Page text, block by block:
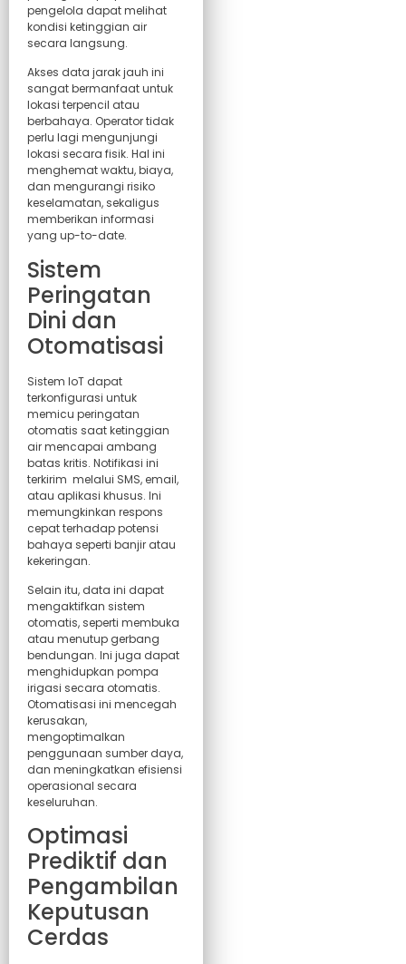
pengelola dapat melihat
kondisi ketinggian air
secara langsung.
Akses data jarak jauh ini
sangat bermanfaat untuk
lokasi terpencil atau
berbahaya. Operator tidak
perlu lagi mengunjungi
lokasi secara fisik. Hal ini
menghemat waktu, biaya,
dan mengurangi risiko
keselamatan, sekaligus
memberikan informasi
yang up-to-date.
Sistem
Peringatan
Dini dan
Otomatisasi
Sistem IoT dapat
terkonfigurasi untuk
memicu peringatan
otomatis saat ketinggian
air mencapai ambang
batas kritis. Notifikasi ini
terkirim melalui SMS, email,
atau aplikasi khusus. Ini
memungkinkan respons
cepat terhadap potensi
bahaya seperti banjir atau
kekeringan.
Selain itu, data ini dapat
mengaktifkan sistem
otomatis, seperti membuka
atau menutup gerbang
bendungan. Ini juga dapat
menghidupkan pompa
irigasi secara otomatis.
Otomatisasi ini mencegah
kerusakan,
mengoptimalkan
penggunaan sumber daya,
dan meningkatkan efisiensi
operasional secara
keseluruhan.
Optimasi
Prediktif dan
Pengambilan
Keputusan
Cerdas